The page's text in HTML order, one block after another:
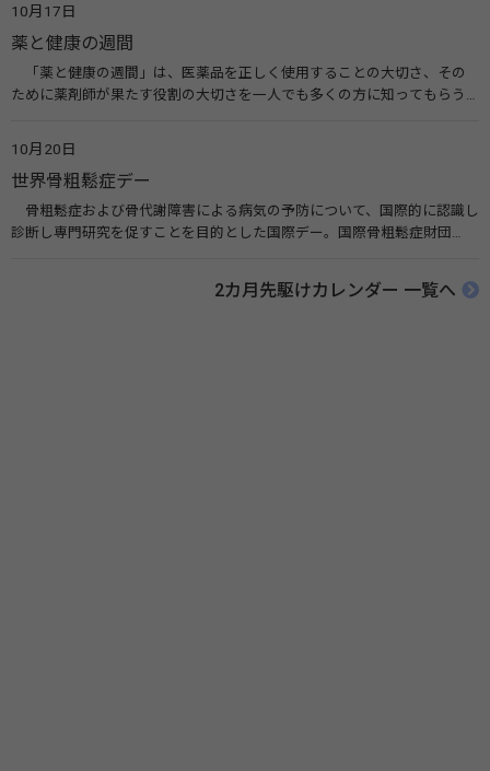
10月17日
薬と健康の週間
「薬と健康の週間」は、医薬品を正しく使用することの大切さ、その
ために薬剤師が果たす役割の大切さを一人でも多くの方に知ってもらう
伝えたい！薬との付き合い方」（保健指導リソースガイド）
10月20日
世界骨粗鬆症デー
骨粗鬆症および骨代謝障害による病気の予防について、国際的に認識し
診断し専門研究を促すことを目的とした国際デー。国際骨粗鬆症財団
法人 骨粗鬆症財団 世界骨粗鬆症デー（WOD）2カ月先駆けカレンダー 一覧へ